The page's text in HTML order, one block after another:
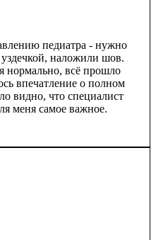
педиатра - нужно
наложили шов.
нормально, всё прошло
впечатление о полном
видно, что специалист
меня самое важное.